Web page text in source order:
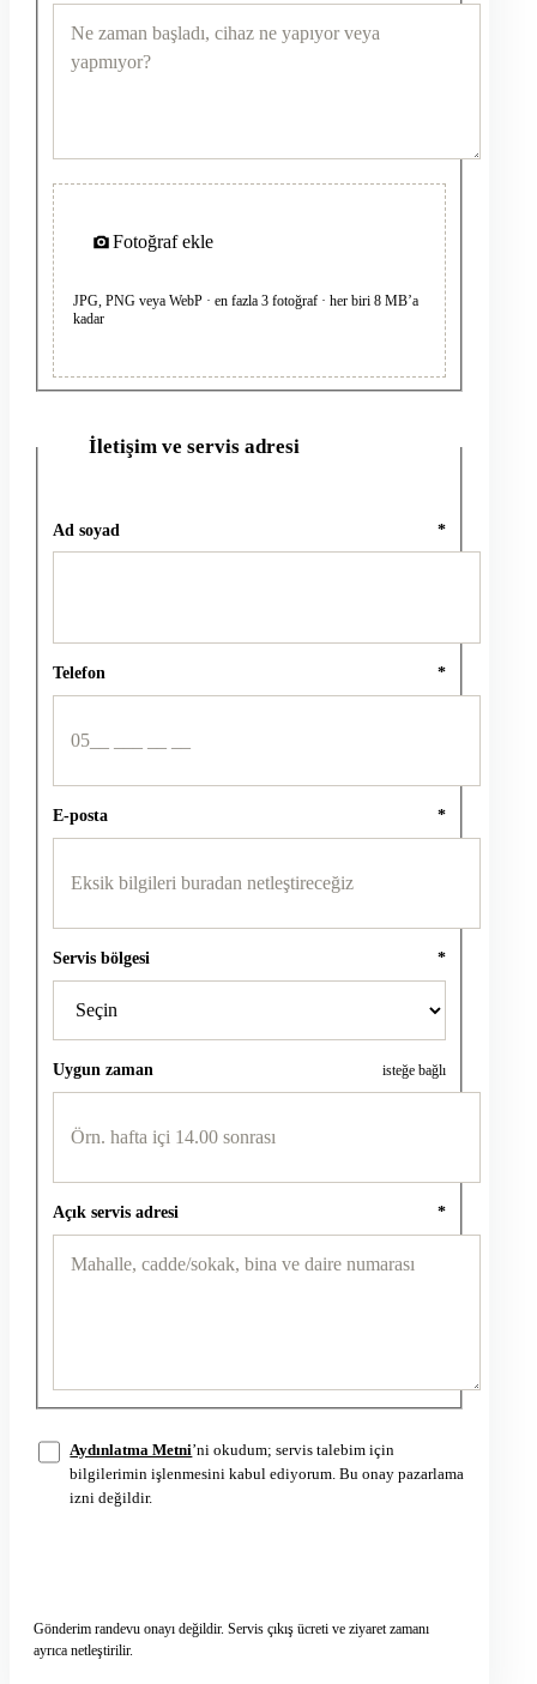
Fotoğraf ekle
JPG, PNG veya WebP · en fazla 3 fotoğraf · her biri 8 MB’a
kadar
İletişim ve servis adresi
Ad soyad *
Telefon *
E-posta *
Servis bölgesi *
Uygun zaman isteğe bağlı
Açık servis adresi *
Aydınlatma Metni’ni okudum; servis talebim için
bilgilerimin işlenmesini kabul ediyorum. Bu onay pazarlama
izni değildir.
Gönderim randevu onayı değildir. Servis çıkış ücreti ve ziyaret zamanı
ayrıca netleştirilir.